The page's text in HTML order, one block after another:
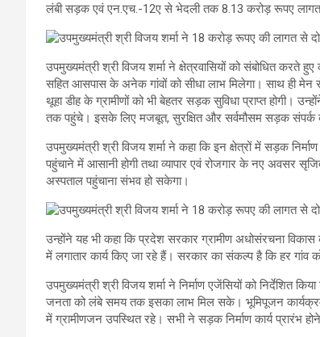
लंबी सड़क एवं एन.एच.-12ए से भेदली तक 8.13 करोड़ रूपए लागत
उपमुख्यमंत्री श्री विजय शर्मा ने क्षेत्रवासियों को संबोधित करते
सहित आसपास के अनेक गांवों को सीधा लाभ मिलेगा। साथ ही मेन
थूहा डीह के ग्रामीणों को भी बेहतर सड़क सुविधा प्राप्त होगी।
तक पहुंचे। इसके लिए मजबूत, सुरक्षित और सर्वमौसम सड़क संपर्क
उपमुख्यमंत्री श्री विजय शर्मा ने कहा कि इन क्षेत्रों में सड़क
पहुंचाने में आसानी होगी तथा व्यापार एवं रोजगार के नए अवसर
अस्पताल पहुंचाना संभव हो सकेगा।
उन्होंने यह भी कहा कि प्रदेश सरकार ग्रामीण अधोसंरचना
में लगातार कार्य किए जा रहे हैं। सरकार का संकल्प है कि हर गांव
उपमुख्यमंत्री श्री विजय शर्मा ने निर्माण एजेंसियों को निर्देशित
जनता को लंबे समय तक इसका लाभ मिल सके। भूमिपूजन कार्यक्रम
में ग्रामीणजन उपस्थित रहे। सभी ने सड़क निर्माण कार्य प्रारंभ